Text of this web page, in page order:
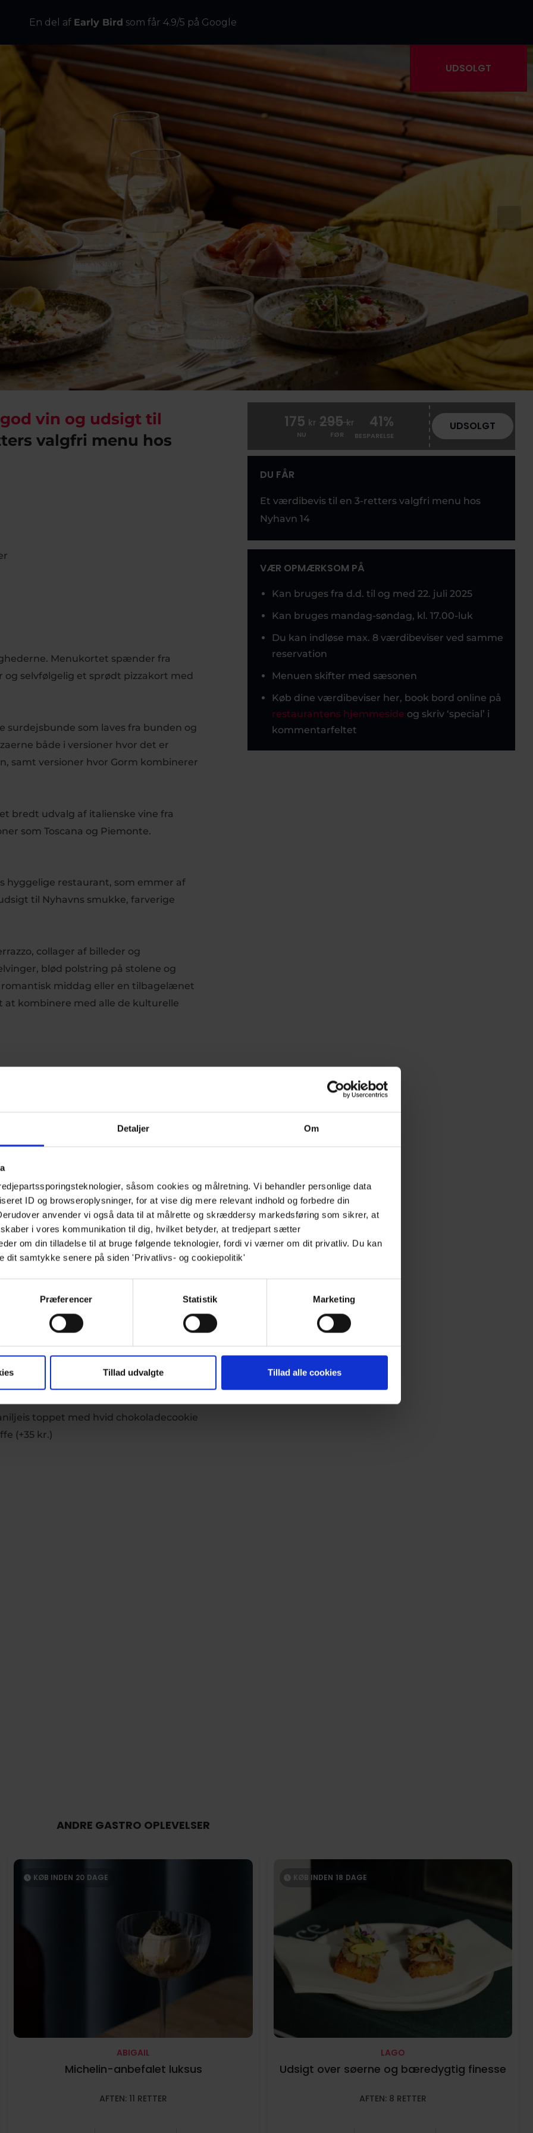
Detaljer Om
såsom cookies og målretning. Vi behandler personlige data
ID og browseroplysninger, for at vise dig mere relevant indhold og forbedre din
anvender vi også data til at målrette og skræddersy markedsføring som sikrer, at
i vores kommunikation til dig, hvilket betyder, at tredjepart sætter
om din tilladelse til at bruge følgende teknologier, fordi vi værner om dit privatliv. Du kan
samtykke senere på siden 'Privatlivs- og cookiepolitik'
Præferencer Statistik Marketing
Tillad udvalgte Tillad alle cookies
En del af Early Bird som får 4.9/5 på Google
UDSOLGT
vin og udsigt til
valgfri menu hos
Menukortet spænder fra
selvfølgelig et sprødt pizzakort med
surdejsbunde som laves fra bunden og
både i versioner hvor det er
samt versioner hvor Gorm kombinerer
bredt udvalg af italienske vine fra
som Toscana og Piemonte.
hyggelige restaurant, som emmer af
til Nyhavns smukke, farverige
collager af billeder og
blød polstring på stolene og
middag eller en tilbagelænet
at kombinere med alle de kulturelle
i luften føles det næsten som at
Det aktuelle udvalg kan altid ses på
og citron
og tyttebær med saltbagt gulerod
parmaskinke og ventrincina.
”Parmesan” fra Them og frisk
rasp med timian. Serveret som
jomfruolivenolie (+30 kr.)
romersk tradition, koldhævet i 48
toppet med hvid chokoladecookie
(+35 kr.)
175 kr
NU
295kr
FØR
41%
BESPARELSE
UDSOLGT
DU FÅR
Et værdibevis til en 3-retters valgfri menu hos
Nyhavn 14
VÆR OPMÆRKSOM PÅ
Kan bruges fra d.d. til og med 22. juli 2025
Kan bruges mandag-søndag, kl. 17.00-luk
Du kan indløse max. 8 værdibeviser ved samme
reservation
Menuen skifter med sæsonen
Køb dine værdibeviser her, book bord online på
restaurantens hjemmeside og skriv ‘special’ i
kommentarfeltet
ANDRE GASTRO OPLEVELSER
ABIGAIL
Michelin-anbefalet luksus
AFTEN: 11 RETTER
KØB INDEN 20 DAGE
LAGO
Udsigt over søerne og bæredygtig finesse
AFTEN: 8 RETTER
KØB INDEN 18 DAGE